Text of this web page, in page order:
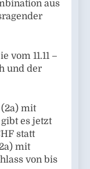
aus
vom 11.11 –
und der
mit
es jetzt
statt
mit
von bis